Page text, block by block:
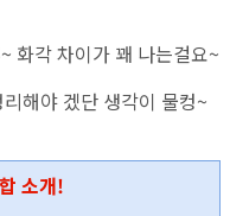
화각 차이가 꽤 나는걸요~
해야 겠단 생각이 물컹~
소개!